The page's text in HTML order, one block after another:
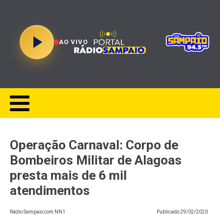
AO VIVO
Operação Carnaval: Corpo de
Bombeiros Militar de Alagoas
presta mais de 6 mil
atendimentos
Rádio Sampaio com NN1 Publicado29/02/2020